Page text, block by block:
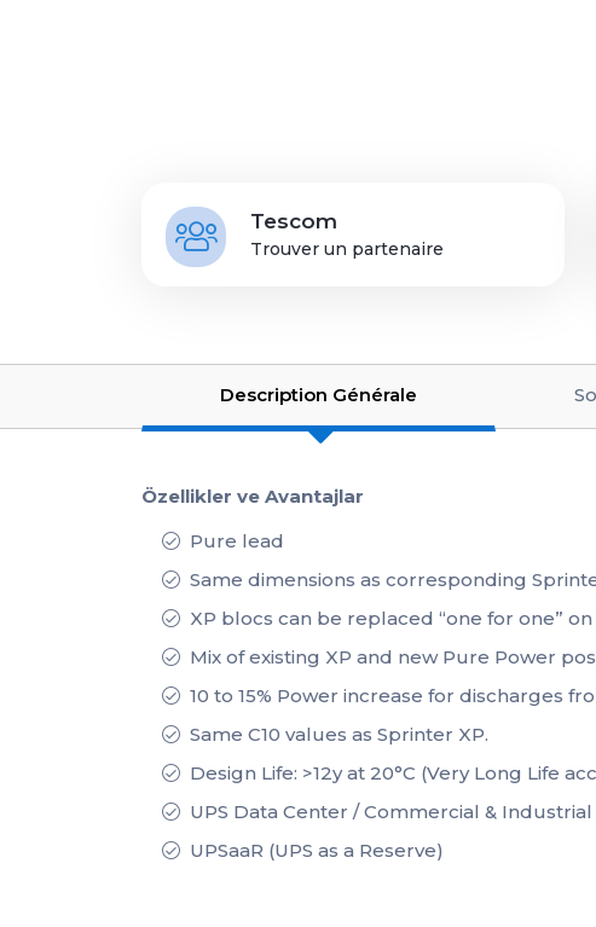
Tescom
Trouver un partenaire
Description Générale
Özellikler ve Avantajlar
Pure lead
Same dimensions as corresponding
XP blocs can be replaced “one for one”
Mix of existing XP and new Pure Power
10 to 15% Power increase for discharges
Same C10 values as Sprinter XP.
Design Life: >12y at 20°C (Very Long Life
UPS Data Center / Commercial & Industrial
UPSaaR (UPS as a Reserve)